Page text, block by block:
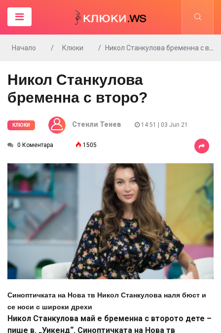
Начало Клюки Никол Станкулова бременна с второ?
Никол Станкулова
бременна с второ?
КЛЮКИ Стенли Тенев 14:51 | 03 Jun 21
0 Коментара 1505
Синоптичката на Нова тв Никол Станкулова наля бюст и
се носи с широки дрехи
Никол Станкулова май е бременна с второто дете –
пише в. „Уикенд“. Синоптичката на Нова тв